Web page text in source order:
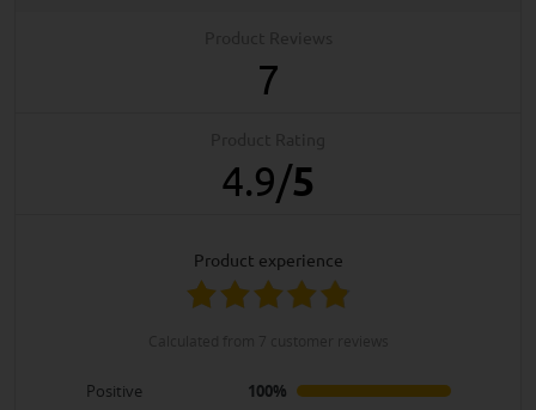
7
4.9/5
product experience
Positive
100%